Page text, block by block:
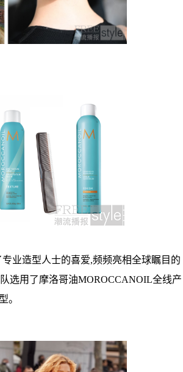
业造型人士的喜爱,频频亮相全球瞩目的
选用了摩洛哥油MOROCCANOIL全线产
。